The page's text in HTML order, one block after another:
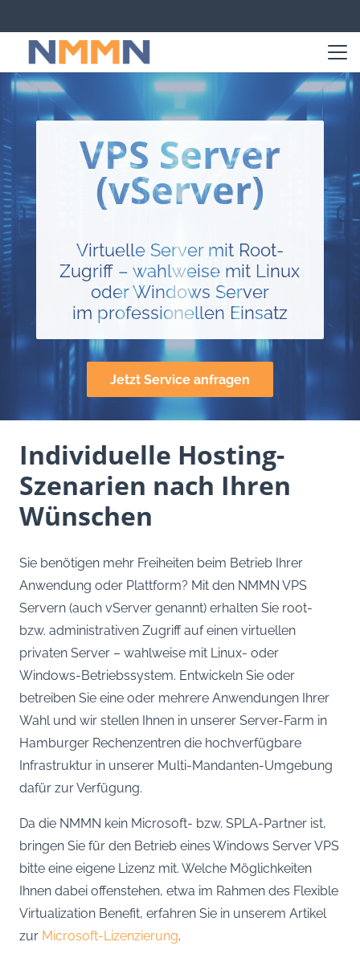
VPS Server
(vServer)
Virtuelle Server mit Root-
Zugriff – wahlweise mit Linux
oder Windows Server
im professionellen Einsatz
Jetzt Service anfragen
Individuelle Hosting-
Szenarien nach Ihren
Wünschen
Sie benötigen mehr Freiheiten beim Betrieb Ihrer
Anwendung oder Plattform? Mit den NMMN VPS
Servern (auch vServer genannt) erhalten Sie root-
bzw. administrativen Zugriff auf einen virtuellen
privaten Server – wahlweise mit Linux- oder
Windows-Betriebssystem. Entwickeln Sie oder
betreiben Sie eine oder mehrere Anwendungen Ihrer
Wahl und wir stellen Ihnen in unserer Server-Farm in
Hamburger Rechenzentren die hochverfügbare
Infrastruktur in unserer Multi-Mandanten-Umgebung
dafür zur Verfügung.
Da die NMMN kein Microsoft- bzw. SPLA-Partner ist,
bringen Sie für den Betrieb eines Windows Server VPS
bitte eine eigene Lizenz mit. Welche Möglichkeiten
Ihnen dabei offenstehen, etwa im Rahmen des Flexible
Virtualization Benefit, erfahren Sie in unserem Artikel
zur Microsoft-Lizenzierung.